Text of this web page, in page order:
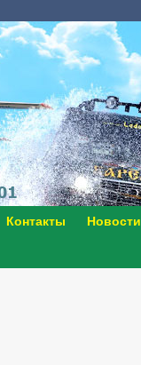
Контакты Новости